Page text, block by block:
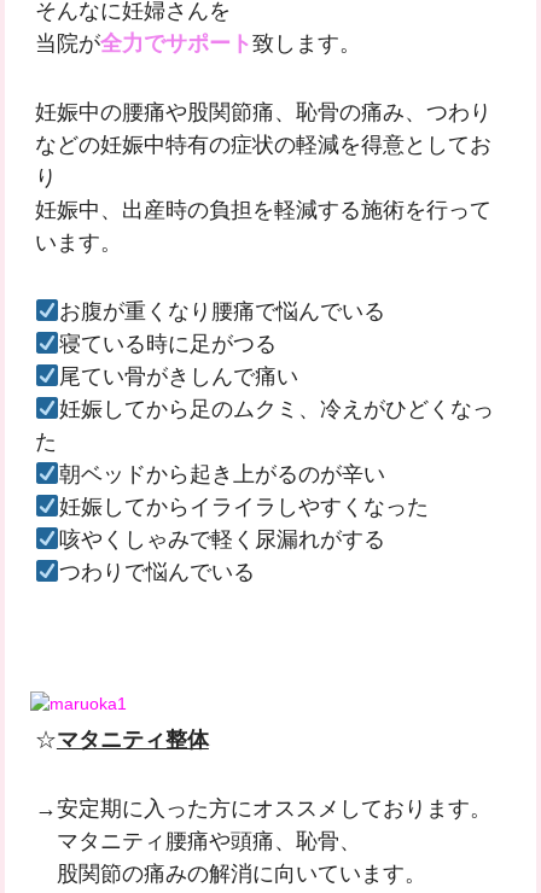
そんなに妊婦さんを
当院が全力でサポート致します。
妊娠中の腰痛や股関節痛、恥骨の痛み、つわり
などの妊娠中特有の症状の軽減を得意としてお
り
妊娠中、出産時の負担を軽減する施術を行って
います。
お腹が重くなり腰痛で悩んでいる
寝ている時に足がつる
尾てい骨がきしんで痛い
妊娠してから足のムクミ、冷えがひどくなっ
た
朝ベッドから起き上がるのが辛い
妊娠してからイライラしやすくなった
咳やくしゃみで軽く尿漏れがする
つわりで悩んでいる
☆マタニティ整体
→安定期に入った方にオススメしております。
マタニティ腰痛や頭痛、恥骨、
股関節の痛みの解消に向いています。